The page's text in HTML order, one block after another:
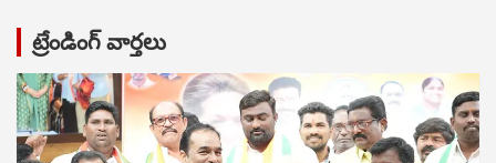
ట్రేండింగ్ వార్తలు